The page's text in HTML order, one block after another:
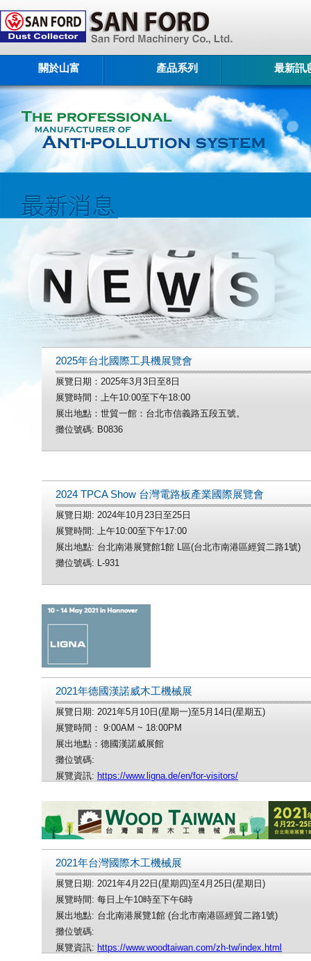
關於山富 產品系列 最新訊
2025年台北國際工具機展覽會
展覽日期：2025年3月3日至8日
展覽時間：上午10:00至下午18:00
展出地點：世貿一館：台北市信義路五段五號。
攤位號碼: B0836
2024 TPCA Show 台灣電路板產業國際展覽會
展覽日期: 2024年10月23日至25日
展覽時間: 上午10:00至下午17:00
展出地點: 台北南港展覽館1館 L區(台北市南港區經貿二路1號)
攤位號碼: L-931
2021年德國漢諾威木工機械展
展覽日期: 2021年5月10日(星期一)至5月14日(星期五)
展覽時間： 9:00AM ~ 18:00PM
展出地點：德國漢諾威展館
攤位號碼:
展覽資訊: https://www.ligna.de/en/for-visitors/
2021年台灣國際木工機械展
展覽日期: 2021年4月22日(星期四)至4月25日(星期日)
展覽時間: 每日上午10時至下午6時
展出地點: 台北南港展覽1館 (台北市南港區經貿二路1號)
攤位號碼:
展覽資訊: https://www.woodtaiwan.com/zh-tw/index.html